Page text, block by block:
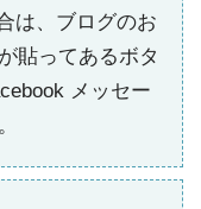
は、ブログのお
貼ってあるボタ
メッセー